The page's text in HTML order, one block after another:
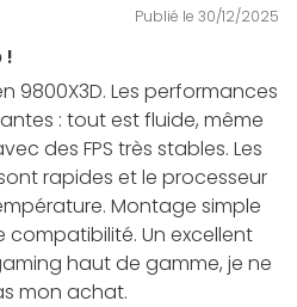
Publié le 30/12/2025
!
9800X3D. Les performances
: tout est fluide, même
des FPS très stables. Les
rapides et le processeur
Montage simple
compatibilité. Un excellent
haut de gamme, je ne
mon achat.